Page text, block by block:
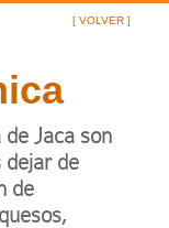
[ VOLVER ]
Jaca son
dejar de
de